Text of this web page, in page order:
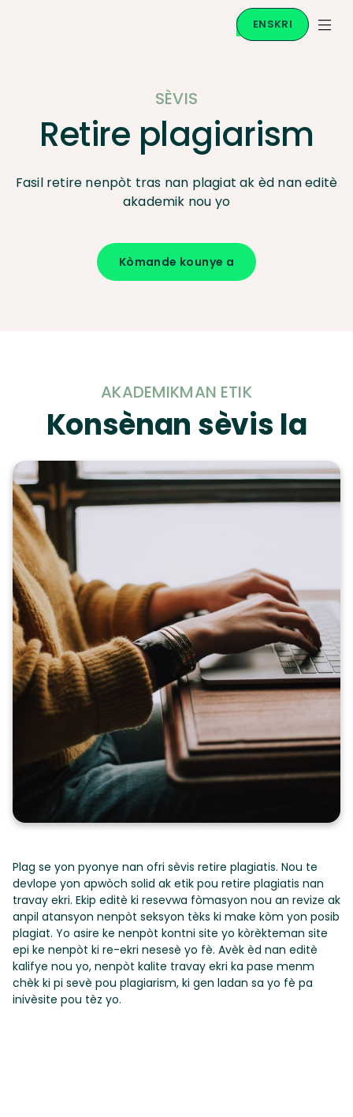
ENSKRI
SÈVIS
Retire plagiarism
Fasil retire nenpòt tras nan plagiat ak èd nan editè
akademik nou yo
Kòmande kounye a
AKADEMIKMAN ETIK
Konsènan sèvis la
Plag se yon pyonye nan ofri sèvis retire plagiatis. Nou te
devlope yon apwòch solid ak etik pou retire plagiatis nan
travay ekri. Ekip editè ki resevwa fòmasyon nou an revize ak
anpil atansyon nenpòt seksyon tèks ki make kòm yon posib
plagiat. Yo asire ke nenpòt kontni site yo kòrèkteman site
epi ke nenpòt ki re-ekri nesesè yo fè. Avèk èd nan editè
kalifye nou yo, nenpòt kalite travay ekri ka pase menm
chèk ki pi sevè pou plagiarism, ki gen ladan sa yo fè pa
inivèsite pou tèz yo.